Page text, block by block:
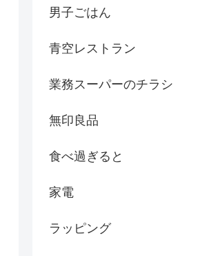
男子ごはん
青空レストラン
業務スーパーのチラシ
無印良品
食べ過ぎると
家電
ラッピング